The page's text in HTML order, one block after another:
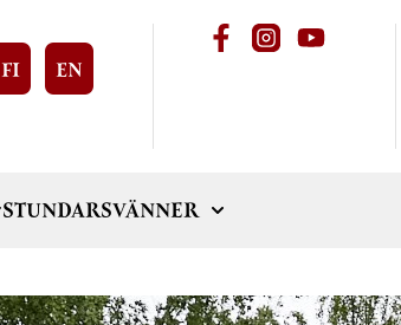
FI EN
STUNDARSVÄNNER